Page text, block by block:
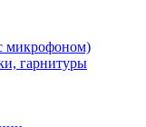
микрофоном)
гарнитуры